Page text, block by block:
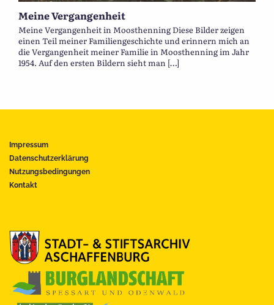
Meine Vergangenheit
Meine Vergangenheit in Moosthenning Diese Bilder zeigen
einen Teil meiner Familiengeschichte und erinnern mich an
die Vergangenheit meiner Familie in Moosthenning im Jahr
1954. Auf den ersten Bildern sieht man […]
Impressum
Datenschutzerklärung
Nutzungsbedingungen
Kontakt